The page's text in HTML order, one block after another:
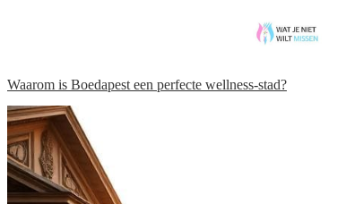
Waarom is Boedapest een perfecte wellness-stad?